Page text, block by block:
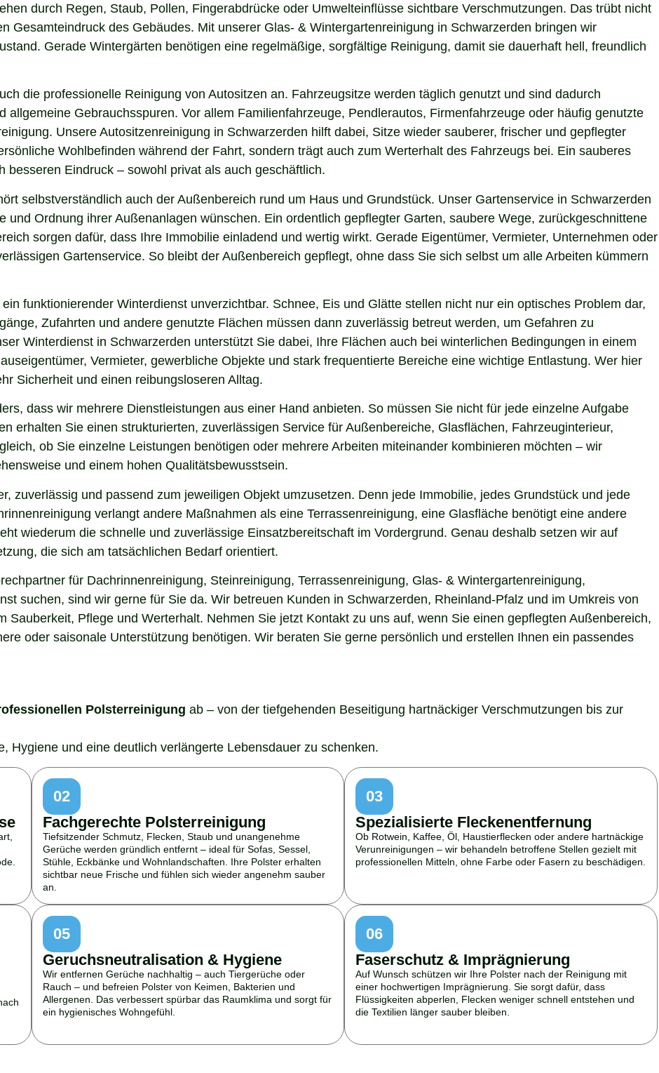
durch Regen, Staub, Pollen, Fingerabdrücke oder Umwelteinflüsse sichtbare Verschmutzungen. Das trübt nicht
Gesamteindruck des Gebäudes. Mit unserer Glas- & Wintergartenreinigung in Schwarzerden bringen wir
Gerade Wintergärten benötigen eine regelmäßige, sorgfältige Reinigung, damit sie dauerhaft hell, freundlich
die professionelle Reinigung von Autositzen an. Fahrzeugsitze werden täglich genutzt und sind dadurch
allgemeine Gebrauchsspuren. Vor allem Familienfahrzeuge, Pendlerautos, Firmenfahrzeuge oder häufig genutzte
Unsere Autositzenreinigung in Schwarzerden hilft dabei, Sitze wieder sauberer, frischer und gepflegter
Wohlbefinden während der Fahrt, sondern trägt auch zum Werterhalt des Fahrzeugs bei. Ein sauberes
Eindruck – sowohl privat als auch geschäftlich.
selbstverständlich auch der Außenbereich rund um Haus und Grundstück. Unser Gartenservice in Schwarzerden
und Ordnung ihrer Außenanlagen wünschen. Ein ordentlich gepflegter Garten, saubere Wege, zurückgeschnittene
sorgen dafür, dass Ihre Immobilie einladend und wertig wirkt. Gerade Eigentümer, Vermieter, Unternehmen oder
Gartenservice. So bleibt der Außenbereich gepflegt, ohne dass Sie sich selbst um alle Arbeiten kümmern
funktionierender Winterdienst unverzichtbar. Schnee, Eis und Glätte stellen nicht nur ein optisches Problem dar,
Zufahrten und andere genutzte Flächen müssen dann zuverlässig betreut werden, um Gefahren zu
Winterdienst in Schwarzerden unterstützt Sie dabei, Ihre Flächen auch bei winterlichen Bedingungen in einem
Vermieter, gewerbliche Objekte und stark frequentierte Bereiche eine wichtige Entlastung. Wer hier
Sicherheit und einen reibungsloseren Alltag.
dass wir mehrere Dienstleistungen aus einer Hand anbieten. So müssen Sie nicht für jede einzelne Aufgabe
erhalten Sie einen strukturierten, zuverlässigen Service für Außenbereiche, Glasflächen, Fahrzeuginterieur,
ob Sie einzelne Leistungen benötigen oder mehrere Arbeiten miteinander kombinieren möchten – wir
und einem hohen Qualitätsbewusstsein.
zuverlässig und passend zum jeweiligen Objekt umzusetzen. Denn jede Immobilie, jedes Grundstück und jede
verlangt andere Maßnahmen als eine Terrassenreinigung, eine Glasfläche benötigt eine andere
wiederum die schnelle und zuverlässige Einsatzbereitschaft im Vordergrund. Genau deshalb setzen wir auf
die sich am tatsächlichen Bedarf orientiert.
für Dachrinnenreinigung, Steinreinigung, Terrassenreinigung, Glas- & Wintergartenreinigung,
suchen, sind wir gerne für Sie da. Wir betreuen Kunden in Schwarzerden, Rheinland-Pfalz und im Umkreis von
Sauberkeit, Pflege und Werterhalt. Nehmen Sie jetzt Kontakt zu uns auf, wenn Sie einen gepflegten Außenbereich,
oder saisonale Unterstützung benötigen. Wir beraten Sie gerne persönlich und erstellen Ihnen ein passendes
Polsterreinigung ab – von der tiefgehenden Beseitigung hartnäckiger Verschmutzungen bis zur
Hygiene und eine deutlich verlängerte Lebensdauer zu schenken.
02
Fachgerechte Polsterreinigung
Tiefsitzender Schmutz, Flecken, Staub und unangenehme
Gerüche werden gründlich entfernt – ideal für Sofas, Sessel,
Stühle, Eckbänke und Wohnlandschaften. Ihre Polster erhalten
sichtbar neue Frische und fühlen sich wieder angenehm sauber
an.
03
Spezialisierte Fleckenentfernung
Ob Rotwein, Kaffee, Öl, Haustierflecken oder andere hartnäckige
Verunreinigungen – wir behandeln betroffene Stellen gezielt mit
professionellen Mitteln, ohne Farbe oder Fasern zu beschädigen.
05
Geruchsneutralisation & Hygiene
Wir entfernen Gerüche nachhaltig – auch Tiergerüche oder
Rauch – und befreien Polster von Keimen, Bakterien und
Allergenen. Das verbessert spürbar das Raumklima und sorgt für
ein hygienisches Wohngefühl.
06
Faserschutz & Imprägnierung
Auf Wunsch schützen wir Ihre Polster nach der Reinigung mit
einer hochwertigen Imprägnierung. Sie sorgt dafür, dass
Flüssigkeiten abperlen, Flecken weniger schnell entstehen und
die Textilien länger sauber bleiben.